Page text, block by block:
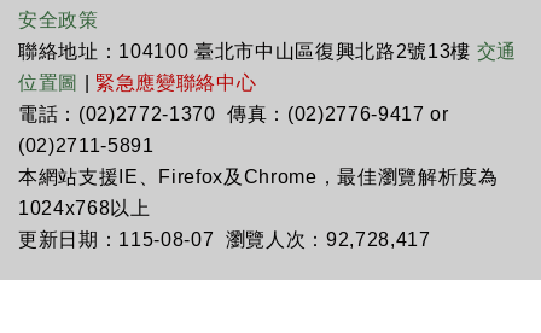
安全政策
聯絡地址：104100 臺北市中山區復興北路2號13樓 交通
位置圖
緊急應變聯絡中心
電話：(02)2772-1370 傳真：(02)2776-9417 or
(02)2711-5891
本網站支援IE、Firefox及Chrome，最佳瀏覽解析度為
1024x768以上
更新日期：115-08-07 瀏覽人次：92,728,417